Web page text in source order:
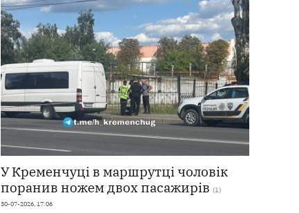
У Кременчуці в маршрутці чоловік
поранив ножем двох пасажирів (1)
30-07-2026, 17:06